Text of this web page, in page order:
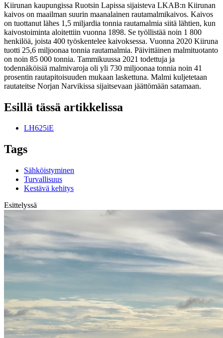
Kiirunan kaupungissa Ruotsin Lapissa sijaisteva LKAB:n Kiirunan
kaivos on maailman suurin maanalainen rautamalmikaivos. Kaivos
on tuottanut lähes 1,5 miljardia tonnia rautamalmia siitä lähtien, kun
kaivostoiminta aloitettiin vuonna 1898. Se työllistää noin 1 800
henkilöä, joista 400 työskentelee kaivoksessa. Vuonna 2020 Kiiruna
tuotti 25,6 miljoonaa tonnia rautamalmia. Päivittäinen malmituotanto
on noin 85 000 tonnia. Tammikuussa 2021 todettuja ja
todennäköisiä malmivaroja oli yli 730 miljoonaa tonnia noin 41
prosentin rautapitoisuuden mukaan laskettuna. Malmi kuljetetaan
rautateitse Norjan Narvikissa sijaitsevaan jäättömään satamaan.
Esillä tässä artikkelissa
LH625iE
Tags
Sähköistyminen
Turvallisuus
Kestävä kehitys
Esittelyssä